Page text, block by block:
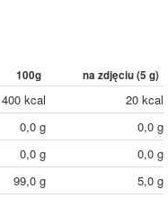
100g na zdjęciu (5 g)
400 kcal
20 kcal
0,0 g
0,0 g
0,0 g
0,0 g
99,0 g
5,0 g